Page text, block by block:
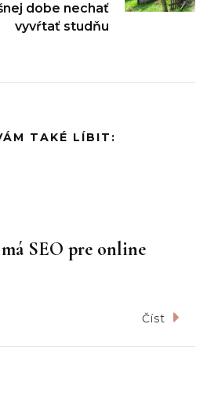
dobe nechať
vyvŕtať studňu
TAKÉ LÍBIT:
SEO pre online
Číst